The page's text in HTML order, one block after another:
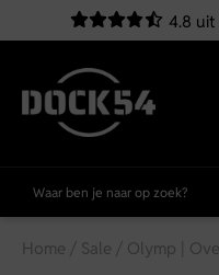
4.8 uit
Home / Sale / Olymp |